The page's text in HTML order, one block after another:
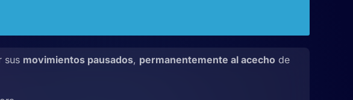
sus movimientos pausados, permanentemente al acecho de